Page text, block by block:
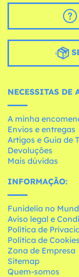
NECESSITAS DE
A minha
Envios e entregas
Artigos e Guia de
Devoluções
Mais dúvidas
INFORMAÇÃO:
Funidelia no
Aviso legal e
Política de
Política de Cookies
Zona de Empresa
Sitemap
Quem-somos